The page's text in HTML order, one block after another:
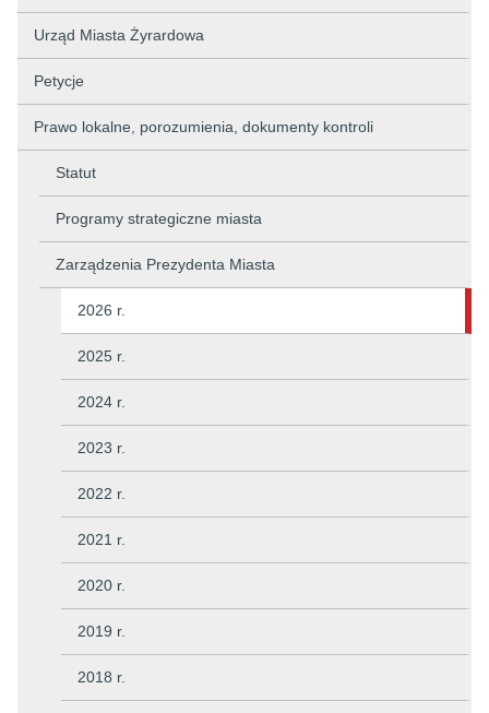
Urząd Miasta Żyrardowa
Petycje
Prawo lokalne, porozumienia, dokumenty kontroli
Statut
Programy strategiczne miasta
Zarządzenia Prezydenta Miasta
2026 r.
2025 r.
2024 r.
2023 r.
2022 r.
2021 r.
2020 r.
2019 r.
2018 r.